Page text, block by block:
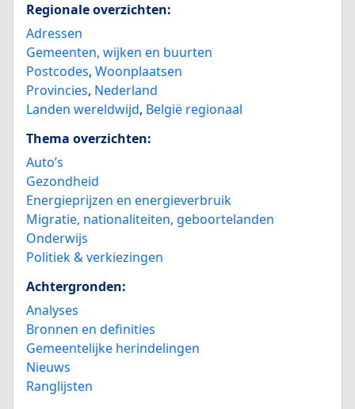
Regionale overzichten:
Adressen
Gemeenten, wijken en buurten
Postcodes, Woonplaatsen
Provincies, Nederland
Landen wereldwijd, België regionaal
Thema overzichten:
Auto’s
Gezondheid
Energieprijzen en energieverbruik
Migratie, nationaliteiten, geboortelanden
Onderwijs
Politiek & verkiezingen
Achtergronden:
Analyses
Bronnen en definities
Gemeentelijke herindelingen
Nieuws
Ranglijsten